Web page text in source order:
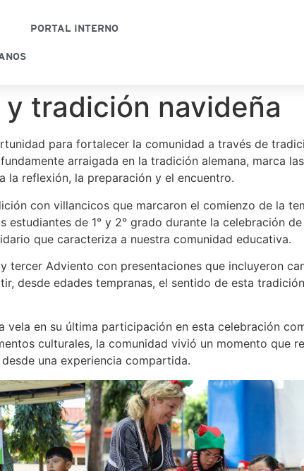
PORTAL INTERNO
tradición navideña
para fortalecer la comunidad a través de
arraigada en la tradición alemana, marca
la reflexión, la preparación y el encuentro.
con villancicos que marcaron el comienzo de la
de 1° y 2° grado durante la celebración de
que caracteriza a nuestra comunidad educativa.
tercer Adviento con presentaciones que incluyeron
desde edades tempranas, el sentido de esta
vela en su última participación en esta celebración
culturales, la comunidad vivió un momento que
una experiencia compartida.